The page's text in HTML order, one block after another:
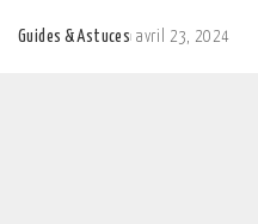
Guides & Astuces avril 23, 2024